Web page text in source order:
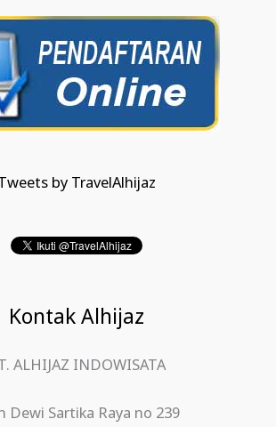
by TravelAlhijaz
Kontak Alhijaz
ALHIJAZ INDOWISATA
Dewi Sartika Raya no 239